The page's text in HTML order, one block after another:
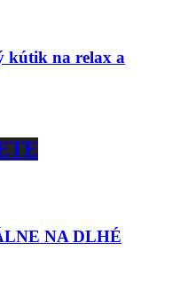
kútik na relax a
NA DLHÉ